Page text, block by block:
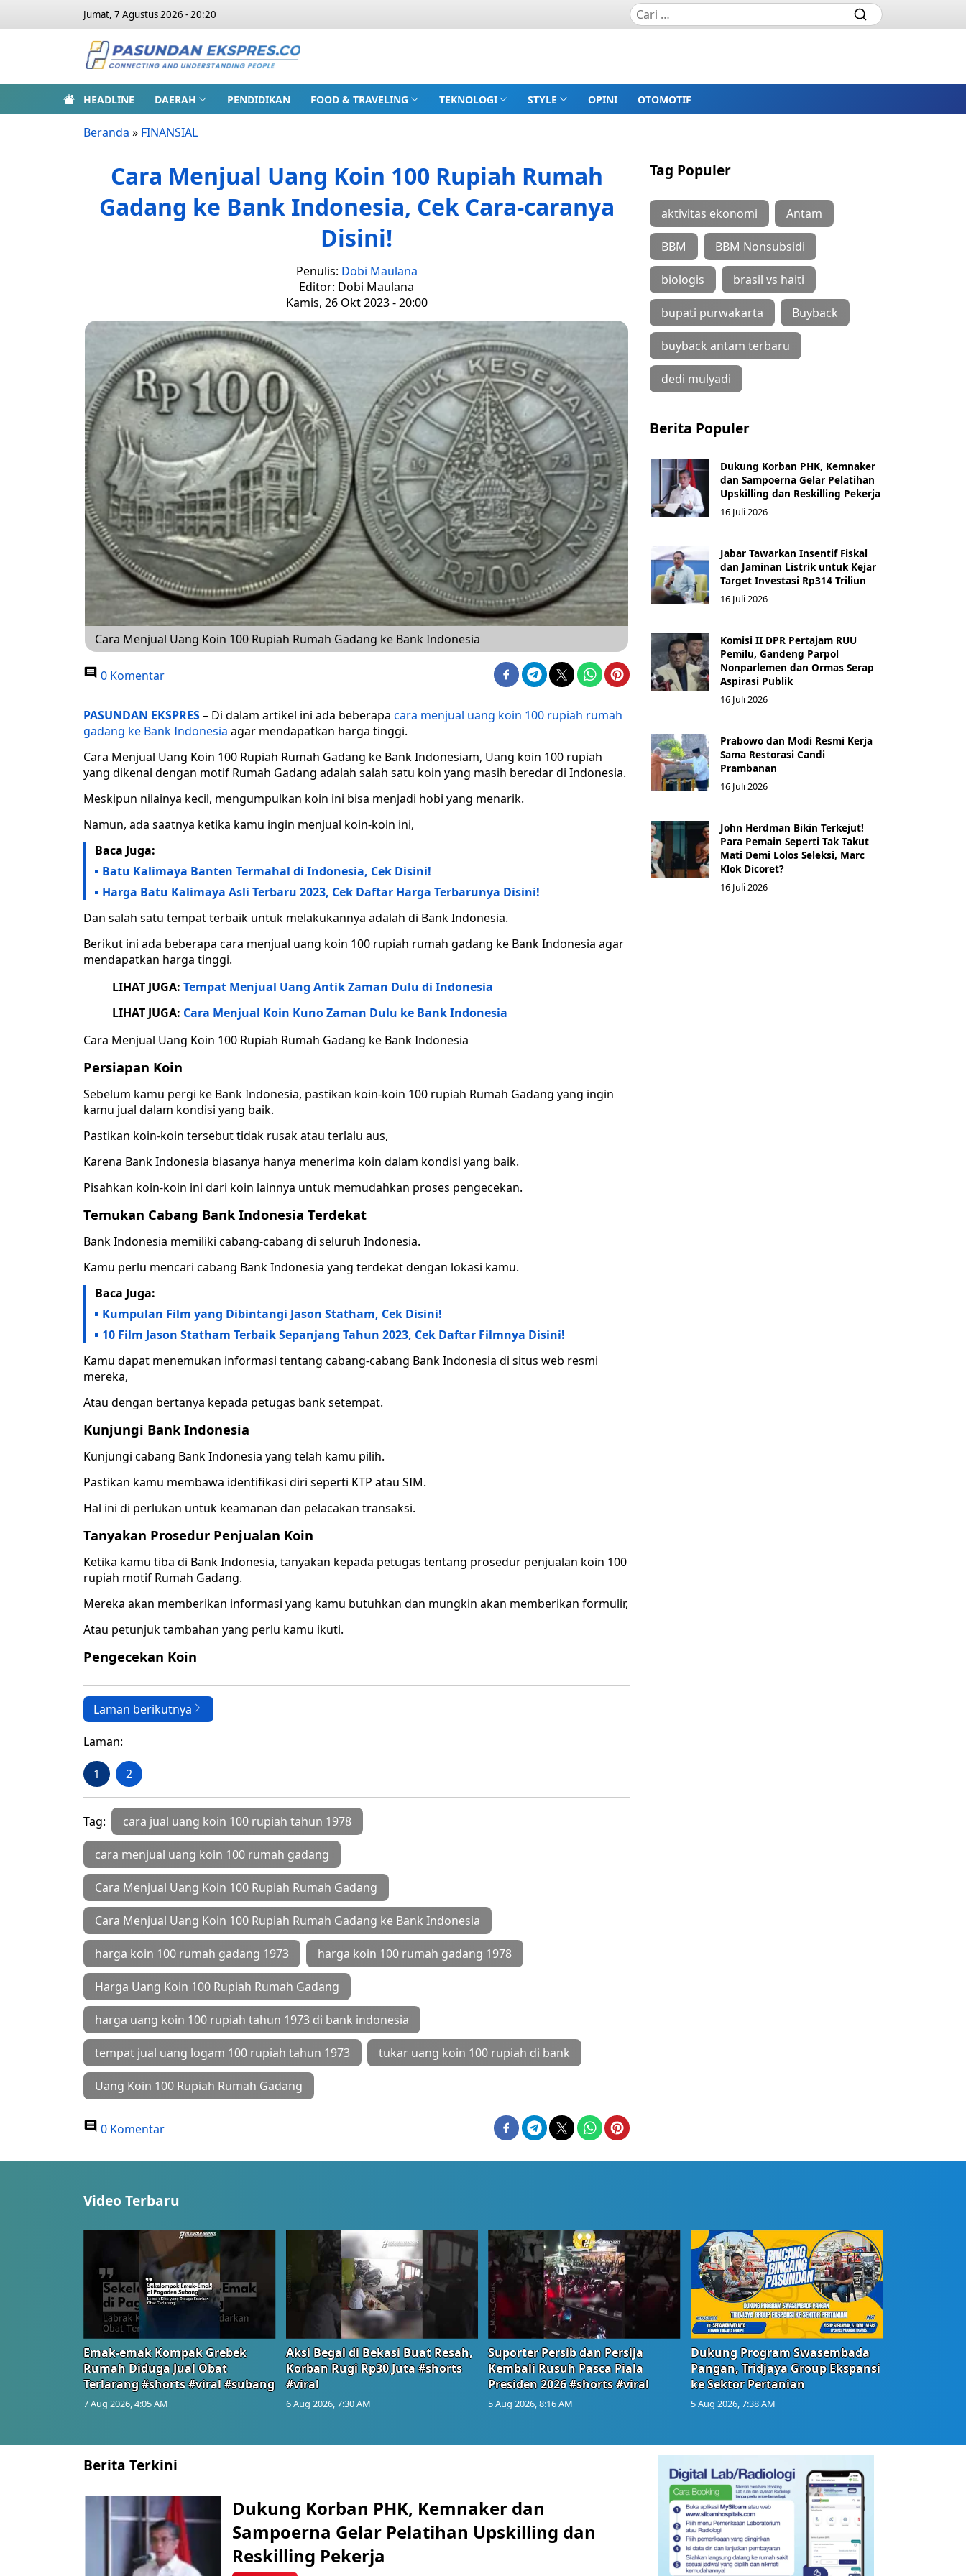
Jumat, 7 Agustus 2026 - 20:20
HEADLINE DAERAH PENDIDIKAN FOOD & TRAVELING TEKNOLOGI STYLE OPINI OTOMOTIF
Beranda » FINANSIAL
Cara Menjual Uang Koin 100 Rupiah Rumah
Gadang ke Bank Indonesia, Cek Cara-caranya
Disini!
Penulis: Dobi Maulana
Editor: Dobi Maulana
Kamis, 26 Okt 2023 - 20:00
Cara Menjual Uang Koin 100 Rupiah Rumah Gadang ke Bank Indonesia
0 Komentar
PASUNDAN EKSPRES– Di dalam artikel ini ada beberapa cara menjual uang koin 100 rupiah rumah
gadang ke Bank Indonesia agar mendapatkan harga tinggi.
Cara Menjual Uang Koin 100 Rupiah Rumah Gadang ke Bank Indonesiam, Uang koin 100 rupiah
yang dikenal dengan motif Rumah Gadang adalah salah satu koin yang masih beredar di Indonesia.
Meskipun nilainya kecil, mengumpulkan koin ini bisa menjadi hobi yang menarik.
Namun, ada saatnya ketika kamu ingin menjual koin-koin ini,
Baca Juga:
Batu Kalimaya Banten Termahal di Indonesia, Cek Disini!
Harga Batu Kalimaya Asli Terbaru 2023, Cek Daftar Harga Terbarunya Disini!
Dan salah satu tempat terbaik untuk melakukannya adalah di Bank Indonesia.
Berikut ini ada beberapa cara menjual uang koin 100 rupiah rumah gadang ke Bank Indonesia agar
mendapatkan harga tinggi.
LIHAT JUGA: Tempat Menjual Uang Antik Zaman Dulu di Indonesia
LIHAT JUGA: Cara Menjual Koin Kuno Zaman Dulu ke Bank Indonesia
Cara Menjual Uang Koin 100 Rupiah Rumah Gadang ke Bank Indonesia
Persiapan Koin
Sebelum kamu pergi ke Bank Indonesia, pastikan koin-koin 100 rupiah Rumah Gadang yang ingin
kamu jual dalam kondisi yang baik.
Pastikan koin-koin tersebut tidak rusak atau terlalu aus,
Karena Bank Indonesia biasanya hanya menerima koin dalam kondisi yang baik.
Pisahkan koin-koin ini dari koin lainnya untuk memudahkan proses pengecekan.
Temukan Cabang Bank Indonesia Terdekat
Bank Indonesia memiliki cabang-cabang di seluruh Indonesia.
Kamu perlu mencari cabang Bank Indonesia yang terdekat dengan lokasi kamu.
Baca Juga:
Kumpulan Film yang Dibintangi Jason Statham, Cek Disini!
10 Film Jason Statham Terbaik Sepanjang Tahun 2023, Cek Daftar Filmnya Disini!
Kamu dapat menemukan informasi tentang cabang-cabang Bank Indonesia di situs web resmi
mereka,
Atau dengan bertanya kepada petugas bank setempat.
Kunjungi Bank Indonesia
Kunjungi cabang Bank Indonesia yang telah kamu pilih.
Pastikan kamu membawa identifikasi diri seperti KTP atau SIM.
Hal ini di perlukan untuk keamanan dan pelacakan transaksi.
Tanyakan Prosedur Penjualan Koin
Ketika kamu tiba di Bank Indonesia, tanyakan kepada petugas tentang prosedur penjualan koin 100
rupiah motif Rumah Gadang.
Mereka akan memberikan informasi yang kamu butuhkan dan mungkin akan memberikan formulir,
Atau petunjuk tambahan yang perlu kamu ikuti.
Pengecekan Koin
Laman berikutnya
Laman:
1 2
Tag: cara jual uang koin 100 rupiah tahun 1978
cara menjual uang koin 100 rumah gadang
Cara Menjual Uang Koin 100 Rupiah Rumah Gadang
Cara Menjual Uang Koin 100 Rupiah Rumah Gadang ke Bank Indonesia
harga koin 100 rumah gadang 1973 harga koin 100 rumah gadang 1978
Harga Uang Koin 100 Rupiah Rumah Gadang
harga uang koin 100 rupiah tahun 1973 di bank indonesia
tempat jual uang logam 100 rupiah tahun 1973 tukar uang koin 100 rupiah di bank
Uang Koin 100 Rupiah Rumah Gadang
0 Komentar
Tag Populer
aktivitas ekonomi Antam
BBM BBM Nonsubsidi
biologis brasil vs haiti
bupati purwakarta Buyback
buyback antam terbaru
dedi mulyadi
Berita Populer
Dukung Korban PHK, Kemnaker
dan Sampoerna Gelar Pelatihan
Upskilling dan Reskilling Pekerja
16 Juli 2026
Jabar Tawarkan Insentif Fiskal
dan Jaminan Listrik untuk Kejar
Target Investasi Rp314 Triliun
16 Juli 2026
Komisi II DPR Pertajam RUU
Pemilu, Gandeng Parpol
Nonparlemen dan Ormas Serap
Aspirasi Publik
16 Juli 2026
Prabowo dan Modi Resmi Kerja
Sama Restorasi Candi
Prambanan
16 Juli 2026
John Herdman Bikin Terkejut!
Para Pemain Seperti Tak Takut
Mati Demi Lolos Seleksi, Marc
Klok Dicoret?
16 Juli 2026
Video Terbaru
Emak-emak Kompak Grebek
Rumah Diduga Jual Obat
Terlarang #shorts #viral #subang
7 Aug 2026, 4:05 AM
Aksi Begal di Bekasi Buat Resah,
Korban Rugi Rp30 Juta #shorts
#viral
6 Aug 2026, 7:30 AM
Suporter Persib dan Persija
Kembali Rusuh Pasca Piala
Presiden 2026 #shorts #viral
5 Aug 2026, 8:16 AM
Dukung Program Swasembada
Pangan, Tridjaya Group Ekspansi
ke Sektor Pertanian
5 Aug 2026, 7:38 AM
Berita Terkini
Dukung Korban PHK, Kemnaker dan
Sampoerna Gelar Pelatihan Upskilling dan
Reskilling Pekerja